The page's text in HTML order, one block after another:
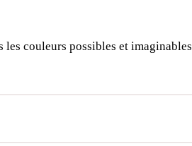
les couleurs possibles et imaginables